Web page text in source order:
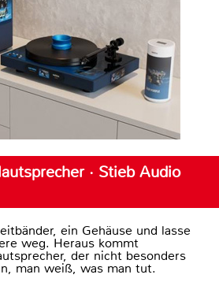
· Stieb Audio
ein Gehäuse und lasse
weg. Heraus kommt
der nicht besonders
man weiß, was man tut.